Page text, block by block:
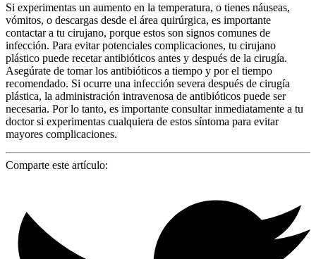
Si experimentas un aumento en la temperatura, o tienes náuseas,
vómitos, o descargas desde el área quirúrgica, es importante
contactar a tu cirujano, porque estos son signos comunes de
infección. Para evitar potenciales complicaciones, tu cirujano
plástico puede recetar antibióticos antes y después de la cirugía.
Asegúrate de tomar los antibióticos a tiempo y por el tiempo
recomendado. Si ocurre una infección severa después de cirugía
plástica, la administración intravenosa de antibióticos puede ser
necesaria. Por lo tanto, es importante consultar inmediatamente a tu
doctor si experimentas cualquiera de estos síntoma para evitar
mayores complicaciones.
Comparte este artículo: